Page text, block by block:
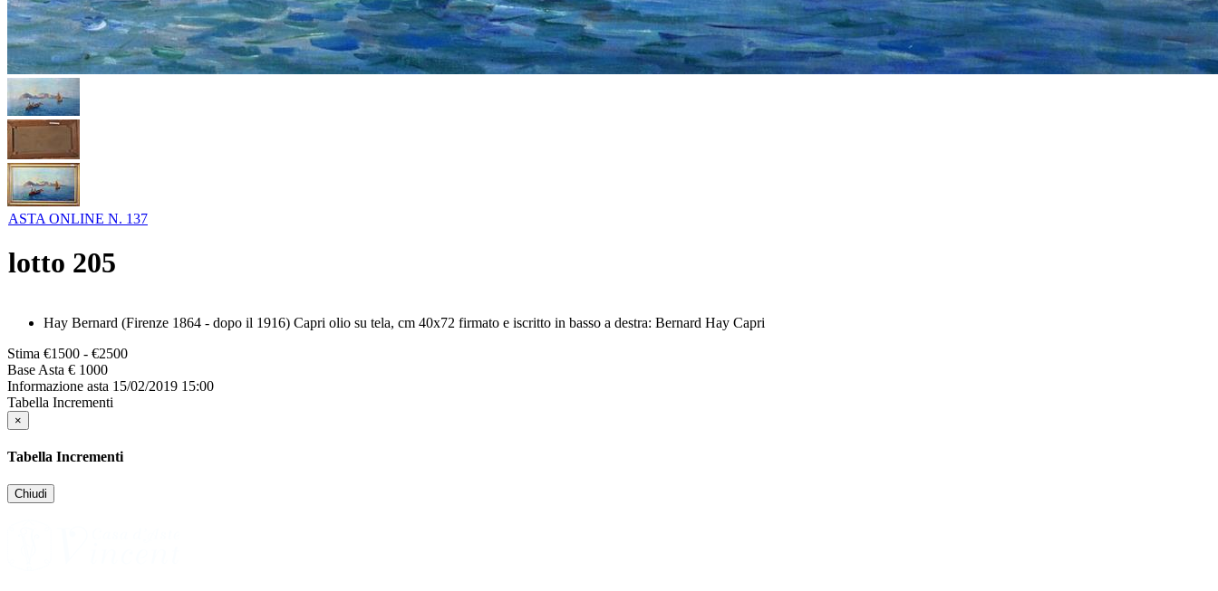
ASTA ONLINE N. 137
lotto 205
Hay Bernard (Firenze 1864 - dopo il 1916) Capri olio su tela, cm 40x72 firmato e iscritto in basso a destra: Bernard Hay Capri
Stima €1500 - €2500
Base Asta € 1000
Informazione asta 15/02/2019 15:00
Tabella Incrementi
×
Tabella Incrementi
Chiudi